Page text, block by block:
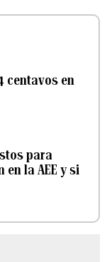
centavos en
para
la AEE y si